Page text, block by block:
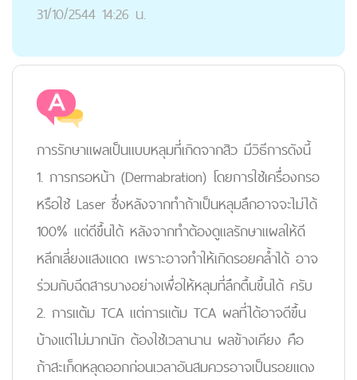
31/10/2544 14:26 น.
การรักษาแผลเป็นแบบหลุมที่เกิดจากสิว มีวิธีการดังนี้
1. การกรอหน้า (Dermabration) โดยการใช้เครื่องกรอ
หรือใช้ Laser ซึ่งหลังจากทำถ้าเป็นหลุมลึกอาจจะไม่ได้
100% แต่ดีขึ้นได้ หลังจากทำต้องดูแลรักษาแผลให้ดี
หลีกเลี่ยงแสงแดด เพราะอาจทำให้เกิดรอยคล้ำได้ อาจ
ร่วมกับฉีดสารบางอย่างเพื่อให้หลุมที่ลึกตื้นขึ้นได้ ครับ
2. การแต้ม TCA แต่การแต้ม TCA ผลที่ได้อาจดีขึ้น
บ้างแต่ไม่มากนัก ต้องใช้เวลานาน ผลข้างเคียง คือ
ถ้าสะเก็ดหลุดออกก่อนเวลาอันสมควรอาจเป็นรอยแดง